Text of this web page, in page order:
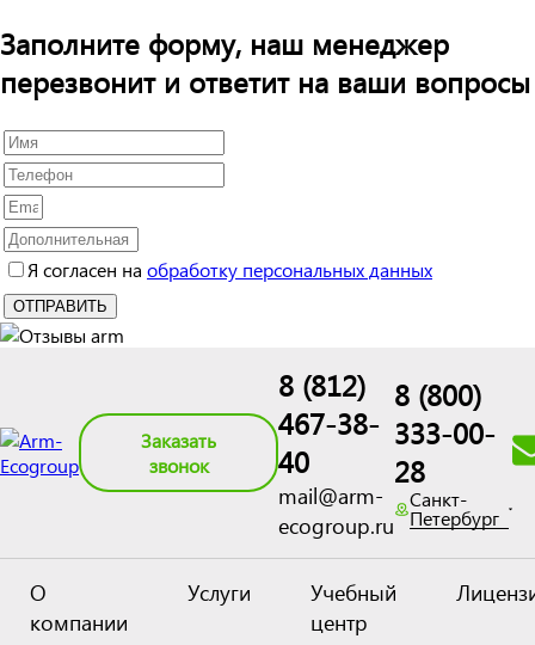
Заполните форму, наш менеджер
перезвонит и ответит на ваши вопросы
Я согласен на обработку персональных данных
Заказать
звонок
8 (812)
467-38-
40
mail@arm-
ecogroup.ru
8 (800)
333-00-
28
Санкт-
Петербург
О
компании
Услуги
Учебный
центр